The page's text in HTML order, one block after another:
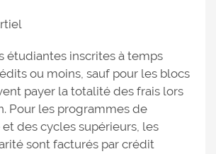
étudiantes inscrites à temps
ou moins, sauf pour les blocs
payer la totalité des frais lors
Pour les programmes de
des cycles supérieurs, les
sont facturés par crédit